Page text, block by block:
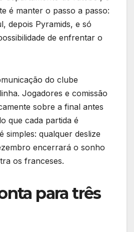
é manter o passo a passo:
depois Pyramids, e só
de enfrentar o
do clube
Jogadores e comissão
sobre a final antes
que cada partida é
simples: qualquer deslize
encerrará o sonho
os franceses.
para três